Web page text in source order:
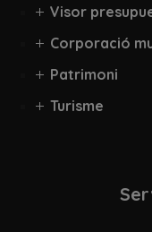
Visor
Corporació
Patrimoni
Turisme